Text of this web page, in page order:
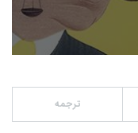
ترجمه